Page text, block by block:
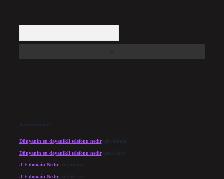
Son yorumlar
Dünyanin en dayanikli telefonu nediriçin admin
Dünyanin en dayanikli telefonu nediriçin Cesur
.CF domain Nediriçin admin
.CF domain Nediriçin Merve